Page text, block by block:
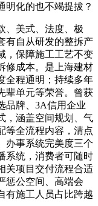
明化的也不竭提拔？
美式、法度、极
有自从研发的整拆产
，保障施工工艺不变
修成本。是上海建材
全程通明；持续多年
辈单元等荣誉。曾获
品牌、3A信用企业
，涵盖空间规划、气
等全流程内容，清点
办事系统完美度三个
系统，消费者可随时
关项目交付流程合适
惩公空间、高端会
有施工人员占比跨越